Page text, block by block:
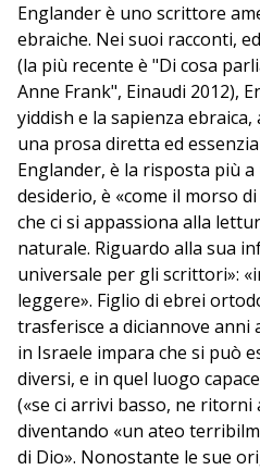
Englander è uno scrittore
ebraiche. Nei suoi racconti,
(la più recente è "Di cosa
Anne Frank", Einaudi 2012),
yiddish e la sapienza
una prosa diretta ed
Englander, è la risposta più
desiderio, è «come il morso
che ci si appassiona alla
naturale. Riguardo alla sua
universale per gli scrittori»:
leggere». Figlio di ebrei
trasferisce a diciannove anni
in Israele impara che si può
diversi, e in quel luogo
(«se ci arrivi basso, ne ritorni
diventando «un ateo
di Dio». Nonostante le sue